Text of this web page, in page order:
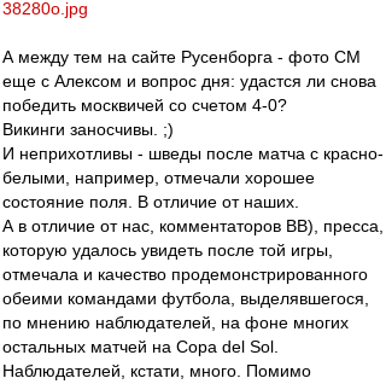
38280o.jpg
А между тем на сайте Русенборга - фото СМ
еще с Алексом и вопрос дня: удастся ли снова
победить москвичей со счетом 4-0?
Викинги заносчивы. ;)
И неприхотливы - шведы после матча с красно-
белыми, например, отмечали хорошее
состояние поля. В отличие от наших.
А в отличие от нас, комментаторов ВВ), пресса,
которую удалось увидеть после той игры,
отмечала и качество продемонстрированного
обеими командами футбола, выделявшегося,
по мнению наблюдателей, на фоне многих
остальных матчей на Copa del Sol.
Наблюдателей, кстати, много. Помимо